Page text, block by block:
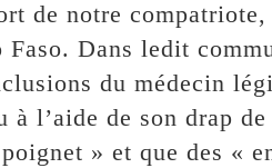
de notre
Dans ledit
du médecin
à l’aide de son drap
» et que des «